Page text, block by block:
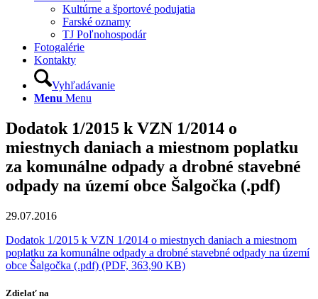
Kultúrne a športové podujatia
Farské oznamy
TJ Poľnohospodár
Fotogalérie
Kontakty
Vyhľadávanie
Menu Menu
Dodatok 1/2015 k VZN 1/2014 o
miestnych daniach a miestnom poplatku
za komunálne odpady a drobné stavebné
odpady na území obce Šalgočka (.pdf)
29.07.2016
Dodatok 1/2015 k VZN 1/2014 o miestnych daniach a miestnom
poplatku za komunálne odpady a drobné stavebné odpady na území
obce Šalgočka (.pdf) (PDF, 363,90 KB)
Zdielať na